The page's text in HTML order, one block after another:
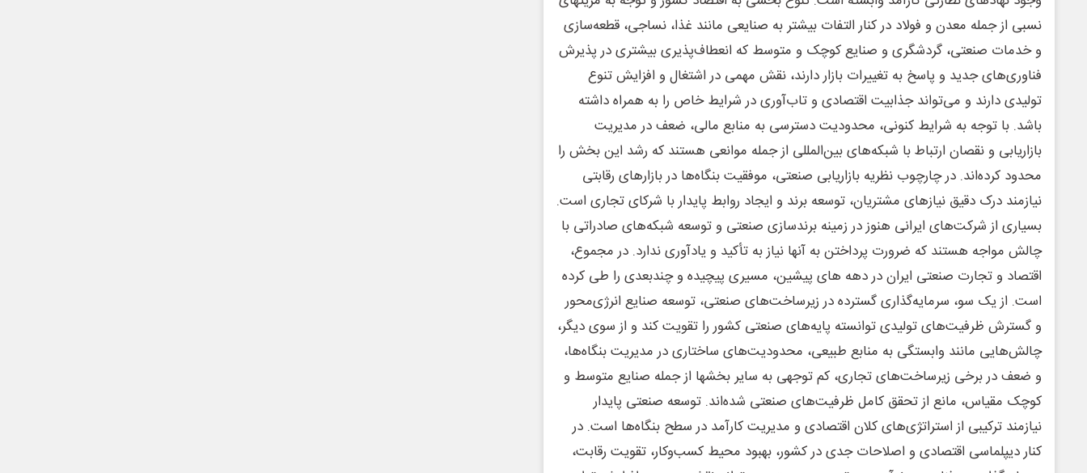
نسبی از جمله معدن و فولاد در کنار التفات بیشتر به صنایعی مانند غذا، نساجی، قطعه‌سازی
و خدمات صنعتی، گردشگری و صنایع کوچک و متوسط که انعطاف‌پذیری بیشتری در پذیرش
فناوری‌های جدید و پاسخ به تغییرات بازار دارند، نقش مهمی‌ در اشتغال و افزایش تنوع
تولیدی دارند و می‌تواند جذابیت اقتصادی و تاب‌آوری در شرایط خاص را به همراه داشته
باشد. با توجه به شرایط کنونی، محدودیت دسترسی به منابع مالی، ضعف در مدیریت
بازاریابی و نقصان ارتباط با شبکه‌های بین‌المللی از جمله موانعی هستند که رشد این بخش را
محدود کرده‌اند. در چارچوب نظریه بازاریابی صنعتی، موفقیت بنگاه‌ها در بازارهای رقابتی
نیازمند درک دقیق نیازهای مشتریان، توسعه برند و ایجاد روابط پایدار با شرکای تجاری است.
بسیاری از شرکت‌های ایرانی هنوز در زمینه برندسازی صنعتی و توسعه شبکه‌های صادراتی با
چالش مواجه هستند که ضرورت پرداختن به آنها نیاز به تأکید و یادآوری ندارد. در مجموع،
اقتصاد و تجارت صنعتی ایران در دهه های پیشین، مسیری پیچیده و چندبعدی را طی کرده
است. از یک سو، سرمایه‌گذاری گسترده در زیرساخت‌های صنعتی، توسعه صنایع انرژی‌محور
و گسترش ظرفیت‌های تولیدی توانسته پایه‌های صنعتی کشور را تقویت کند و از سوی دیگر،
چالش‌هایی مانند وابستگی به منابع طبیعی، محدودیت‌های ساختاری در مدیریت بنگاه‌ها،
و ضعف در برخی زیرساخت‌های تجاری، کم توجهی به سایر بخشها از جمله صنایع متوسط و
کوچک مقیاس، مانع از تحقق کامل ظرفیت‌های صنعتی شده‌اند. توسعه صنعتی پایدار
نیازمند ترکیبی از استراتژی‌های کلان اقتصادی و مدیریت کارآمد در سطح بنگاه‌ها است. در
کنار دیپلماسی اقتصادی و اصلاحات جدی در کشور، بهبود محیط کسب‌وکار، تقویت رقابت،